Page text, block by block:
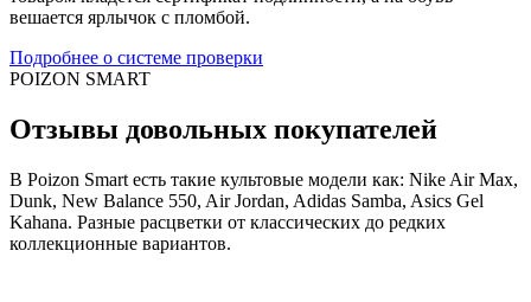
вешается ярлычок с пломбой.
Подробнее о системе проверки
POIZON SMART
Отзывы довольных покупателей
В Poizon Smart есть такие культовые модели как: Nike Air Max,
Dunk, New Balance 550, Air Jordan, Adidas Samba, Asics Gel
Kahana. Разные расцветки от классических до редких
коллекционные вариантов.